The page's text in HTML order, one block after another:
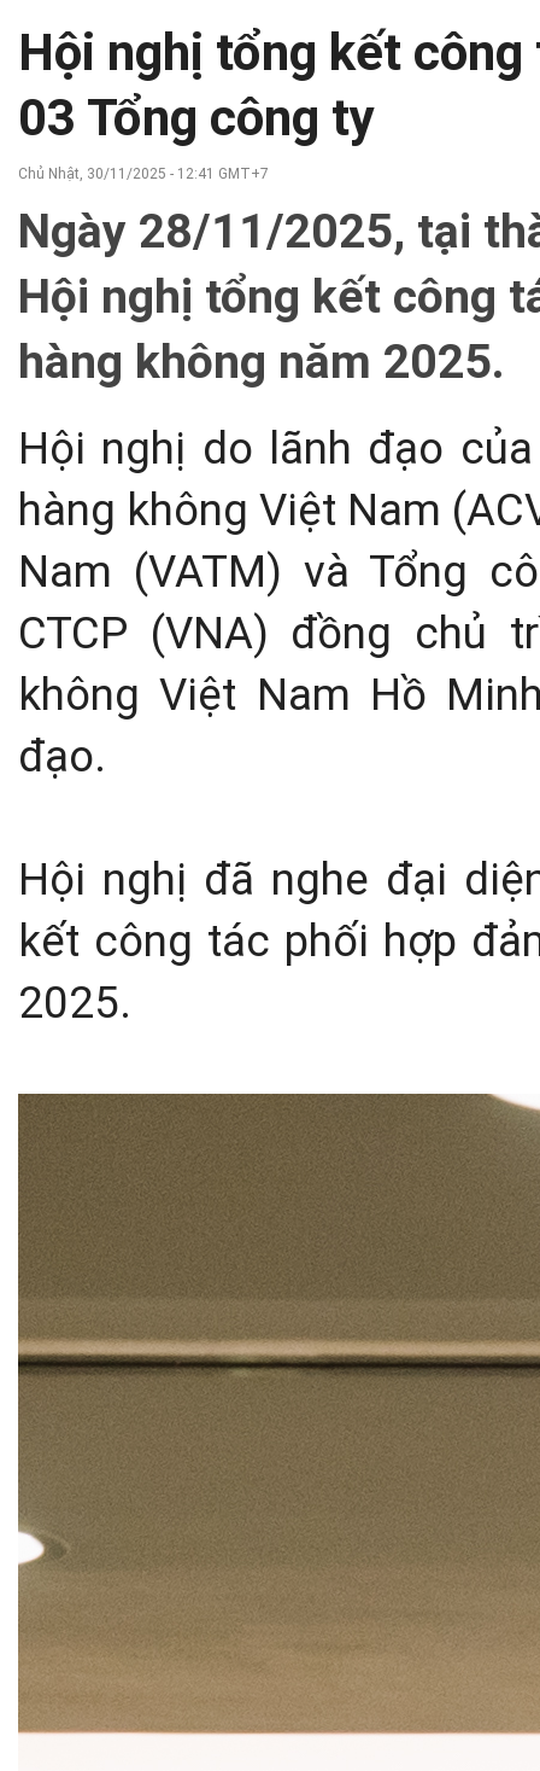
Hội nghị tổng kết
03 Tổng công ty
Chủ Nhật, 30/11/2025 - 12:41 GMT+7
Ngày 28/11/2025, tại
Hội nghị tổng kết công
hàng không năm 2025.
Hội nghị do lãnh đạo
hàng không Việt Nam
Nam (VATM) và Tổng
CTCP (VNA) đồng chủ
không Việt Nam Hồ
đạo.
Hội nghị đã nghe đại
kết công tác phối hợp
2025.